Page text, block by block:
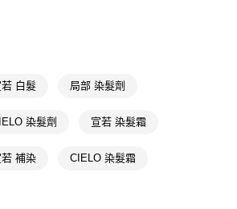
到商品之後才付款」的支付方式。 讓您購物簡單
，簡訊認證，即可結帳。
流程】
含以上)免運費
若 白髮 局部 染髮劑
染髮劑 宣若 染髮霜
若 補染 CIELO 染髮霜